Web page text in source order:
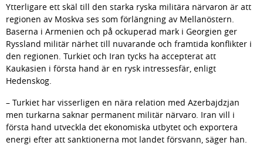
Ytterligare ett skäl till den starka ryska militära närvaron är att
regionen av Moskva ses som förlängning av Mellanöstern.
Baserna i Armenien och på ockuperad mark i Georgien ger
Ryssland militär närhet till nuvarande och framtida konflikter i
den regionen. Turkiet och Iran tycks ha accepterat att
Kaukasien i första hand är en rysk intressesfär, enligt
Hedenskog.
– Turkiet har visserligen en nära relation med Azerbajdzjan
men turkarna saknar permanent militär närvaro. Iran vill i
första hand utveckla det ekonomiska utbytet och exportera
energi efter att sanktionerna mot landet försvann, säger han.